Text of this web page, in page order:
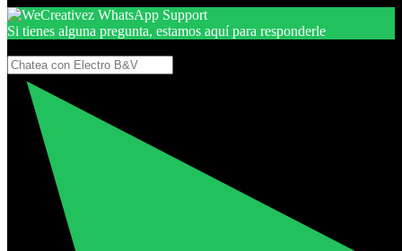
Si tienes alguna pregunta, estamos aquí para responderle